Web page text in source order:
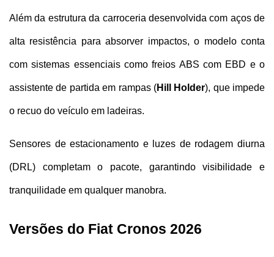
Além da estrutura da carroceria desenvolvida com aços de
alta resistência para absorver impactos, o modelo conta
com sistemas essenciais como freios ABS com EBD e o
assistente de partida em rampas (Hill Holder), que impede
o recuo do veículo em ladeiras.
Sensores de estacionamento e luzes de rodagem diurna
(DRL) completam o pacote, garantindo visibilidade e
tranquilidade em qualquer manobra.
Versões do Fiat Cronos 2026